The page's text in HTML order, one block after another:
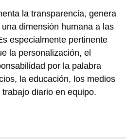
la transparencia, genera
dimensión humana a las
especialmente pertinente
la personalización, el
por la palabra
la educación, los medios
diario en equipo.